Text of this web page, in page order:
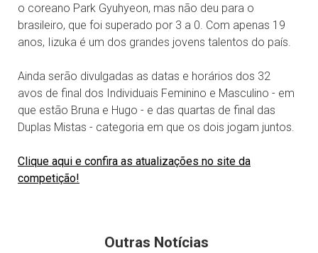
o coreano Park Gyuhyeon, mas não deu para o
brasileiro, que foi superado por 3 a 0. Com apenas 19
anos, Iizuka é um dos grandes jovens talentos do país.
Ainda serão divulgadas as datas e horários dos 32
avos de final dos Individuais Feminino e Masculino - em
que estão Bruna e Hugo - e das quartas de final das
Duplas Mistas - categoria em que os dois jogam juntos.
Clique aqui e confira as atualizações no site da
competição!
Outras Notícias